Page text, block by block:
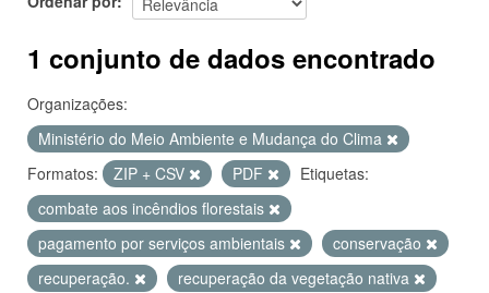
1 conjunto de dados encontrado
Organizações:
Ministério do Meio Ambiente e Mudança do Clima
Formatos:
ZIP + CSV PDF
Etiquetas:
combate aos incêndios florestais
pagamento por serviços ambientais
conservação
recuperação.
recuperação da vegetação nativa